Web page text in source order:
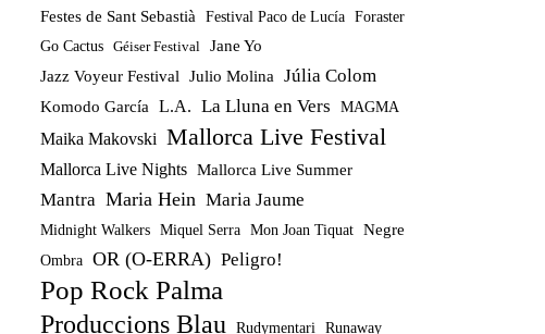
Festes de Sant Sebastià Festival Paco de Lucía Foraster
Go Cactus Géiser Festival Jane Yo
Jazz Voyeur Festival Julio Molina Júlia Colom
Komodo García L.A. La Lluna en Vers MAGMA
Maika Makovski Mallorca Live Festival
Mallorca Live Nights Mallorca Live Summer
Mantra Maria Hein Maria Jaume
Midnight Walkers Miquel Serra Mon Joan Tiquat Negre
Ombra OR (O-ERRA) Peligro!
Pop Rock Palma
Produccions Blau
Rudymentari Runaway